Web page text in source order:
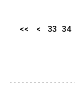
<< < 33 34